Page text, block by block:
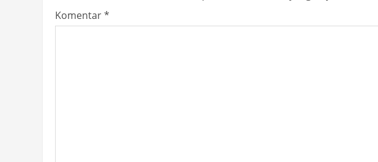
Komentar*